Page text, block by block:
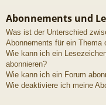
Abonnements und
Was ist der Unterschied
Abonnements für ein Thema
Wie kann ich ein
abonnieren?
Wie kann ich ein Forum
Wie deaktiviere ich meine